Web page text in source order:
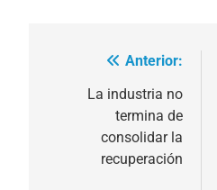
Navegación
entradas
Anterior:
La industria no
termina de
consolidar la
recuperación